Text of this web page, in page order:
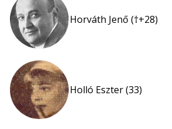
Horváth Jenő (†+28)
Holló Eszter (33)